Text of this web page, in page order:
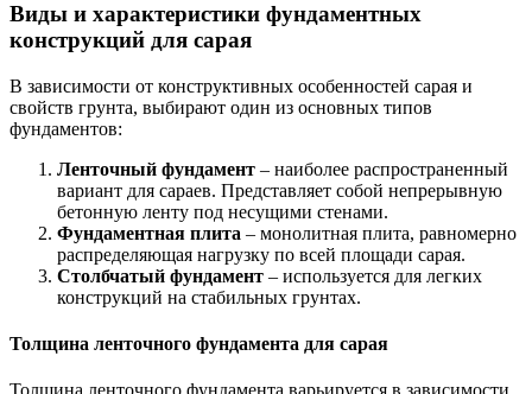
Виды и характеристики фундаментных
конструкций для сарая
В зависимости от конструктивных особенностей сарая и
свойств грунта, выбирают один из основных типов
фундаментов:
Ленточный фундамент – наиболее распространенный
вариант для сараев. Представляет собой непрерывную
бетонную ленту под несущими стенами.
Фундаментная плита – монолитная плита, равномерно
распределяющая нагрузку по всей площади сарая.
Столбчатый фундамент – используется для легких
конструкций на стабильных грунтах.
Толщина ленточного фундамента для сарая